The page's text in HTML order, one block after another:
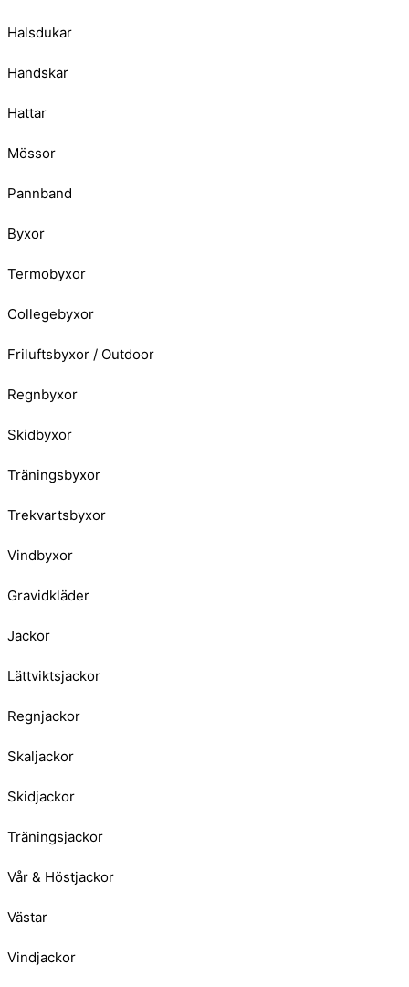
Halsdukar
Handskar
Hattar
Mössor
Pannband
Byxor
Termobyxor
Collegebyxor
Friluftsbyxor / Outdoor
Regnbyxor
Skidbyxor
Träningsbyxor
Trekvartsbyxor
Vindbyxor
Gravidkläder
Jackor
Lättviktsjackor
Regnjackor
Skaljackor
Skidjackor
Träningsjackor
Vår & Höstjackor
Västar
Vindjackor